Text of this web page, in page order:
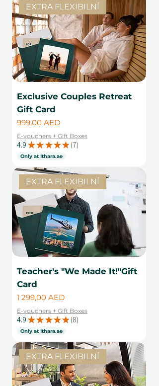
EXTRA FLEXIBILNÍ
Exclusive Couples Retreat
Gift Card
Cena
999,00 AED
E-vouchers + Gift Boxes
4.9 ★ ★ ★ ★ ★ 7
7
Only at Ithara.ae
EXTRA FLEXIBILNÍ
Teacher's "We Made It!"Gift
Card
Cena
1 299,00 AED
E-vouchers + Gift Boxes
4.9 ★ ★ ★ ★ ★ 8
8
Only at Ithara.ae
EXTRA FLEXIBILNÍ